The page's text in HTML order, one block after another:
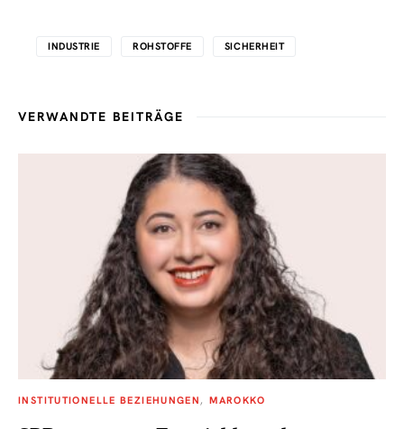
INDUSTRIE ROHSTOFFE SICHERHEIT
VERWANDTE BEITRÄGE
INSTITUTIONELLE BEZIEHUNGEN MAROKKO